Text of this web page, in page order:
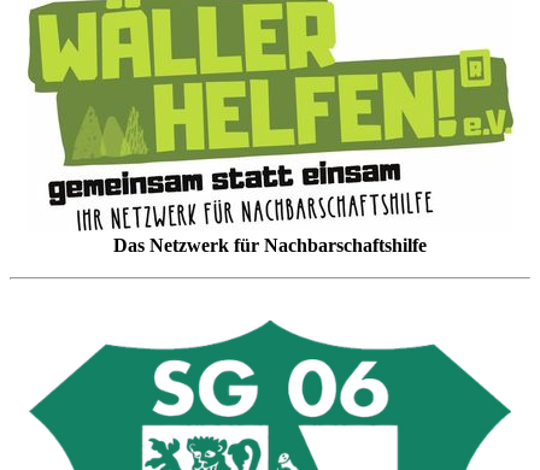
Das Netzwerk für Nachbarschaftshilfe